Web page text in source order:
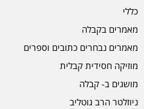
כללי
מאמרים בקבלה
מאמרים נבחרים כתובים וספרים
מוזיקה חסידית קבלית
מושגים ב- קבלה
ניוזלטר הרב גוטליב